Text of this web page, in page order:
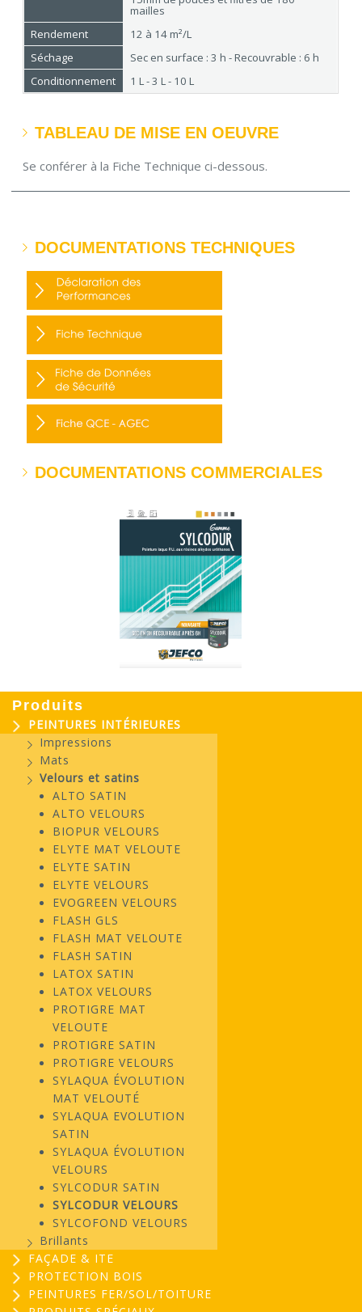
mailles
Rendement
12 à 14 m²/L
Séchage
Sec en surface : 3 h - Recouvrable : 6 h
Conditionnement
1 L - 3 L - 10 L
TABLEAU DE MISE EN OEUVRE
Se conférer à la Fiche Technique ci-dessous.
DOCUMENTATIONS TECHNIQUES
DOCUMENTATIONS COMMERCIALES
Produits
PEINTURES INTÉRIEURES
Impressions
Mats
Velours et satins
ALTO SATIN
ALTO VELOURS
BIOPUR VELOURS
ELYTE MAT VELOUTE
ELYTE SATIN
ELYTE VELOURS
EVOGREEN VELOURS
FLASH GLS
FLASH MAT VELOUTE
FLASH SATIN
LATOX SATIN
LATOX VELOURS
PROTIGRE MAT
VELOUTE
PROTIGRE SATIN
PROTIGRE VELOURS
SYLAQUA ÉVOLUTION
MAT VELOUTÉ
SYLAQUA EVOLUTION
SATIN
SYLAQUA ÉVOLUTION
VELOURS
SYLCODUR SATIN
SYLCODUR VELOURS
SYLCOFOND VELOURS
Brillants
FAÇADE & ITE
PROTECTION BOIS
PEINTURES FER/SOL/TOITURE